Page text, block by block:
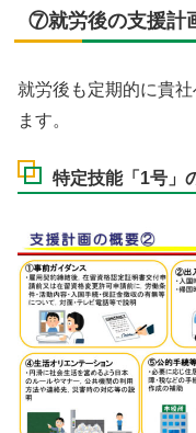
⑦就労後の支援計
就労後も定期的に貴
ます。
特定技能「1号」